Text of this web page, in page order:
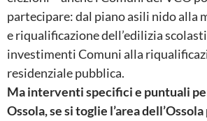
partecipare: dal piano asili nido alla
e riqualificazione dell’edilizia
investimenti Comuni alla
residenziale pubblica.
Ma interventi specifici e puntuali
Ossola, se si toglie l’area